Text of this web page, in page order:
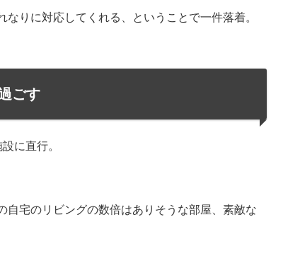
りに対応してくれる、ということで一件落着。
ごす
に直行。
宅のリビングの数倍はありそうな部屋、素敵な